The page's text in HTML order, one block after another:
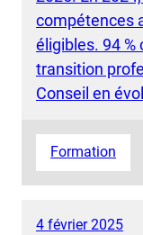
compétences
éligibles. 94 %
transition
Conseil en
Formation
4 février 2025